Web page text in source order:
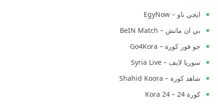
ايجي ناو – EgyNow
بي ان ماتش – BeIN Match
جو فور كورة – Go4Kora
سوريا لايف – Syria Live
شاهد كورة – Shahid Koora
كورة 24 – Kora 24